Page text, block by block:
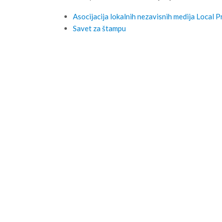
Asocijacija lokalnih nezavisnih medija Local
Savet za štampu